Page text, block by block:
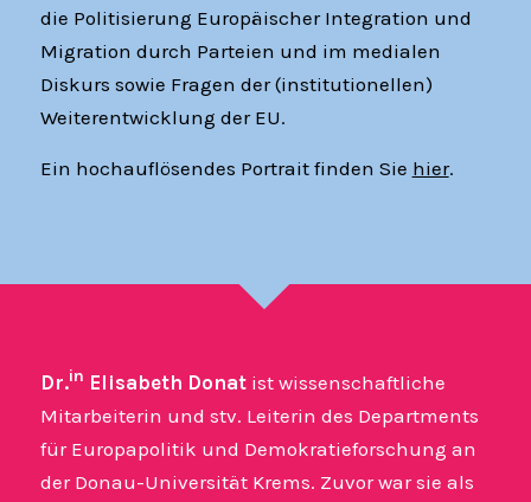
die Politisierung Europäischer Integration und
Migration durch Parteien und im medialen
Diskurs sowie Fragen der (institutionellen)
Weiterentwicklung der EU.
Ein hochauflösendes Portrait finden Sie hier.
Dr.in Elisabeth Donatist wissenschaftliche
Mitarbeiterin und stv. Leiterin des Departments
für Europapolitik und Demokratieforschung an
der Donau-Universität Krems. Zuvor war sie als